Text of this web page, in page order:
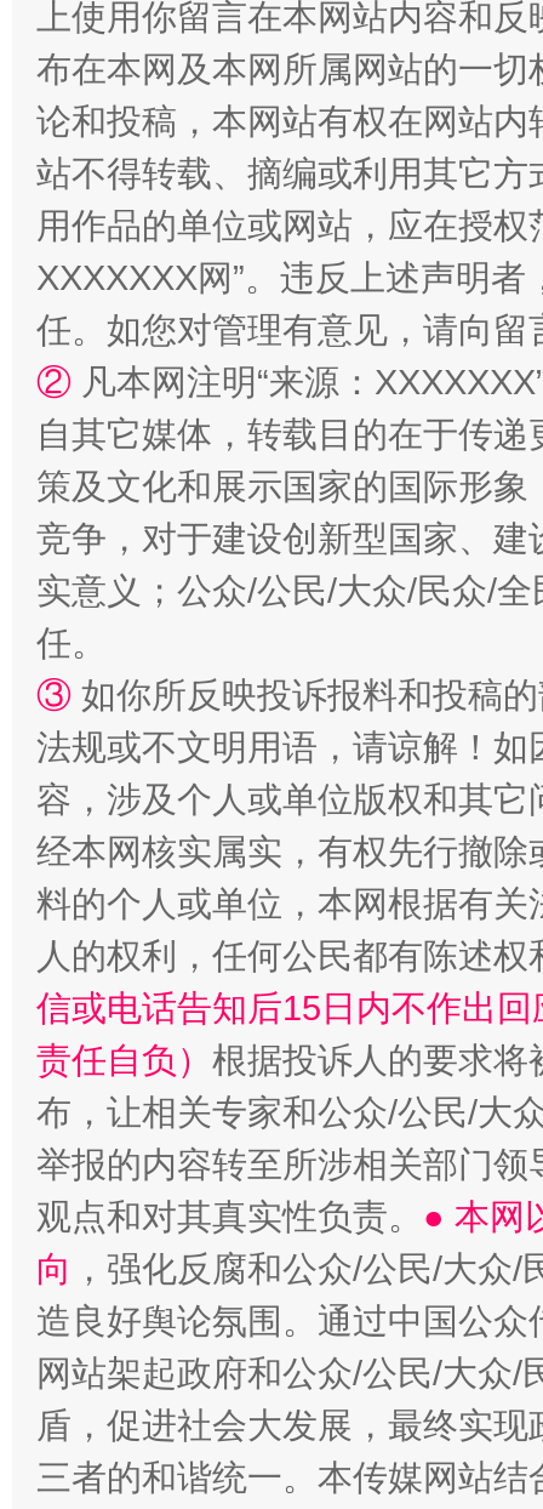
扯下公款旅游的“隐身衣” 如何以
“蜀中异人”王建安的艺术幻境
上使用你留言在本网站内容和
布在本网及本网所属网站的一
论和投稿，本网站有权在网站
站不得转载、摘编或利用其它
用作品的单位或网站，应在授
XXXXXXX网”。违反上述声明
任。如您对管理有意见，请向
② 凡本网注明“来源：
自其它媒体，转载目的在于传
策及文化和展示国家的国际形
竞争，对于建设创新型国家、
实意义；公众/公民/大众/民众/
任。
③ 如你所反映投诉报料和投稿
法规或不文明用语，请谅解！
容，涉及个人或单位版权和其它
经本网核实属实，有权先行撤
料的个人或单位，本网根据有
人的权利，任何公民都有陈述
信或电话告知后15日内不作出
责任自负） 根据投诉人的要求将
布，让相关专家和公众/公民/大
举报的内容转至所涉相关部门
观点和对其真实性负责。 ● 本网
向 ，强化反腐和公众/公民/大众
造良好舆论氛围。通过中国公
网站架起政府和公众/公民/大众
盾，促进社会大发展，最终实
三者的和谐统一。本传媒网站